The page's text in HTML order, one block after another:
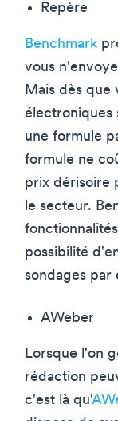
Repère
Benchmark
vous
Mais dès que
électroniques
une formule
formule ne
prix dérisoire
le secteur.
possibilité
sondages
AWeber
Lorsque l'on
rédaction
c'est là qu'